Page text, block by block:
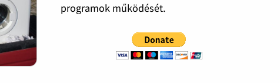
programok működését.